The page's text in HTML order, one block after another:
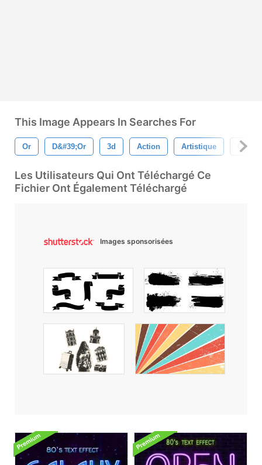
This Image Appears In Searches For
Or D&#39;or 3d Action Artistique
Les Utilisateurs Qui Ont Téléchargé Ce
Fichier Ont Également Téléchargé
Images sponsorisées